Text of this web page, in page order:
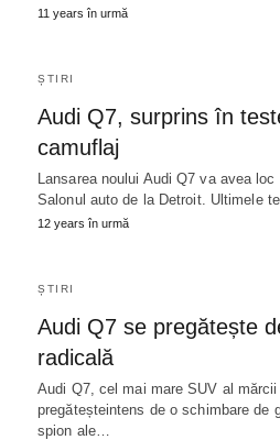
11 years în urmă
ȘTIRI
Audi Q7, surprins în
camuflaj
Lansarea noului Audi Q7 va avea
Salonul auto de la Detroit. Ultimele
12 years în urmă
ȘTIRI
Audi Q7 se pregătește
radicală
Audi Q7, cel mai mare SUV al
pregăteșteintens de o schimbare de
spion ale…